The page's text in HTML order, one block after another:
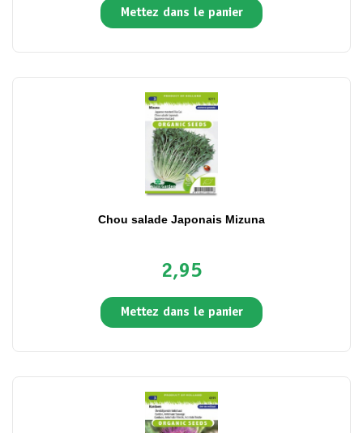
Mettez dans le panier
Chou salade Japonais Mizuna
2,95
Mettez dans le panier